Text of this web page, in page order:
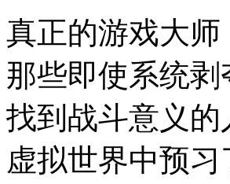
真正的游戏大
那些即使系统
找到战斗意义
虚拟世界中预